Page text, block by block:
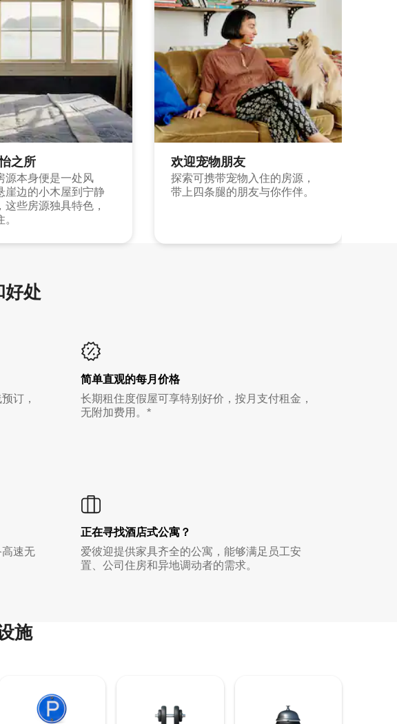
之所
源本身便是一处风
崖边的小木屋到宁静
这些房源独具特色，
欢迎宠物朋友
探索可携带宠物入住的房源，
带上四条腿的朋友与你作伴。
好处
订，
简单直观的每月价格
长期租住度假屋可享特别好价，按月支付租金，
无附加费用。*
速无
正在寻找酒店式公寓？
爱彼迎提供家具齐全的公寓，能够满足员工安
置、公司住房和异地调动者的需求。
施